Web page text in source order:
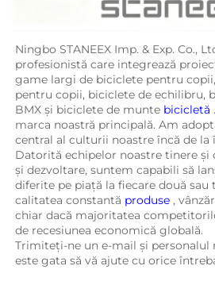
Ningbo STANEEX Imp. & Exp. Co.,
profesionistă care integrează
game largi de biciclete pentru
pentru copii, biciclete de echilibru,
BMX și biciclete de munte bicicletă
marca noastră principală. Am
central al culturii noastre încă de la
Datorită echipelor noastre tinere și
și dezvoltare, suntem capabili să
diferite pe piață la fiecare două sau
calitatea constantă produse ,
chiar dacă majoritatea
de recesiunea economică globală.
Trimiteți-ne un e-mail și personalul
este gata să vă ajute cu orice